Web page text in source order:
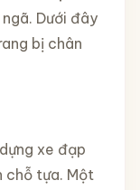
Dưới đây
bị chân
xe đạp
chỗ tựa. Một